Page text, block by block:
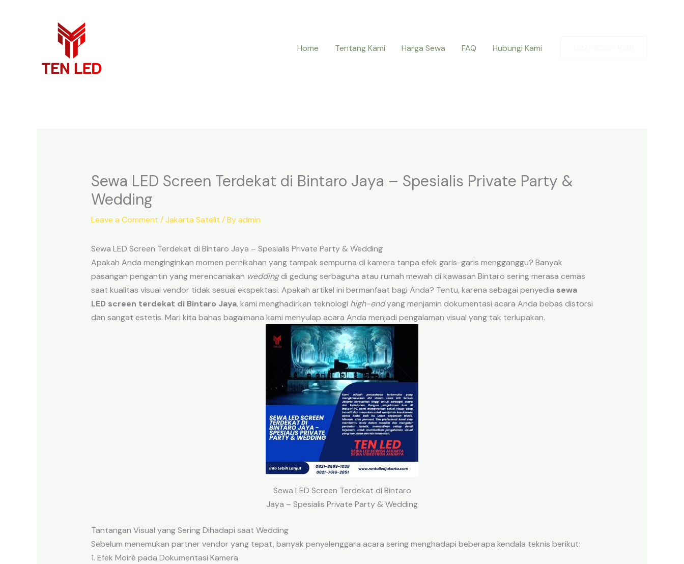
Home
Tentang Kami Harga Sewa FAQ Hubungi Kami
Sewa LED Screen Terdekat di Bintaro Jaya – Spesialis Private Party &
Wedding
Leave a Comment /Jakarta Satelit / Byadmin
Sewa LED Screen Terdekat di Bintaro Jaya – Spesialis Private Party & Wedding
Apakah Anda menginginkan momen pernikahan yang tampak sempurna di kamera tanpa efek garis-garis mengganggu? Banyak
pasangan pengantin yang merencanakan weddingdi gedung serbaguna atau rumah mewah di kawasan Bintaro sering merasa cemas
saat kualitas visual vendor tidak sesuai ekspektasi. Apakah artikel ini bermanfaat bagi Anda? Tentu, karena sebagai penyedia sewa
LED screen terdekat di Bintaro Jaya, kami menghadirkan teknologi high-endyang menjamin dokumentasi acara Anda bebas distorsi
dan sangat estetis. Mari kita bahas bagaimana kami menyulap acara Anda menjadi pengalaman visual yang tak terlupakan.
Sewa LED Screen Terdekat di Bintaro
Jaya – Spesialis Private Party & Wedding
Tantangan Visual yang Sering Dihadapi saat Wedding
Sebelum menemukan partner vendor yang tepat, banyak penyelenggara acara sering menghadapi beberapa kendala teknis berikut:
1. Efek Moiré pada Dokumentasi Kamera